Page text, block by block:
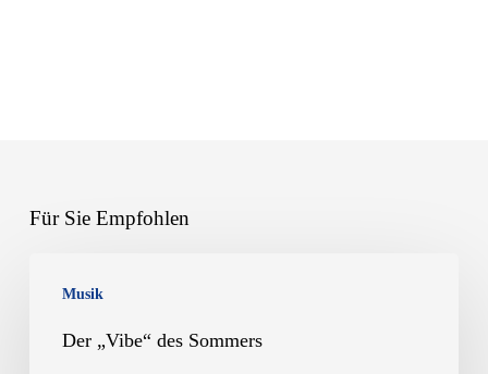
Für Sie Empfohlen
Musik
„Vibe“
Der „Vibe“ des Sommers